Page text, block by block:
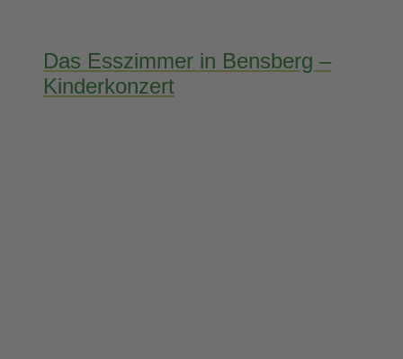
Das Esszimmer in Bensberg –
Kinderkonzert